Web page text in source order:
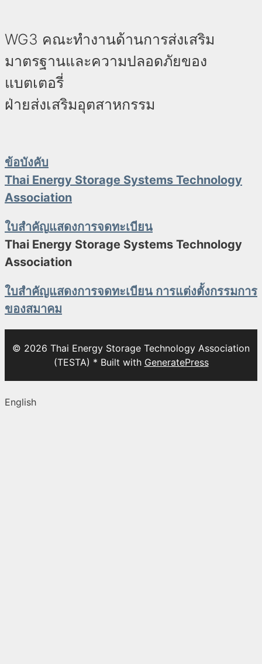
WG3 คณะทำงานด้านการส่งเสริม
มาตรฐานและความปลอดภัยของ
แบตเตอรี่
ฝ่ายส่งเสริมอุตสาหกรรม
ข้อบังคับ
Thai Energy Storage Systems Technology
Association
ใบสำคัญแสดงการจดทะเบียน
Thai Energy Storage Systems Technology
Association
ใบสำคัญแสดงการจดทะเบียน การแต่งตั้งกรรมการ
ของสมาคม
© 2026 Thai Energy Storage Technology Association
(TESTA) * Built with GeneratePress
English